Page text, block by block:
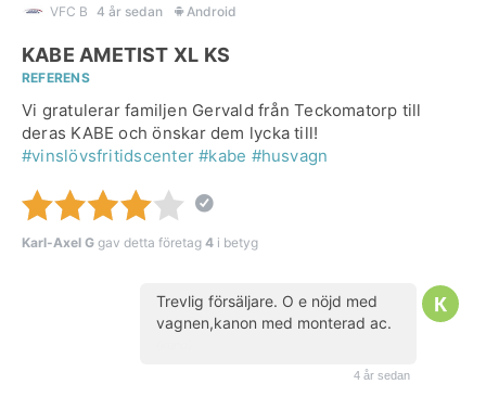
VFC B 4 år sedan Android
KABE AMETIST XL KS
REFERENS
Vi gratulerar familjen Gervald från Teckomatorp till
deras KABE och önskar dem lycka till!
#vinslövsfritidscenter #kabe #husvagn
Karl-Axel G gav detta företag 4 i betyg
Trevlig försäljare. O e nöjd med
vagnen,kanon med monterad ac.
4 år sedan